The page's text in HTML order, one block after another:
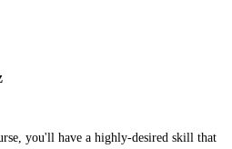
you'll have a highly-desired skill that